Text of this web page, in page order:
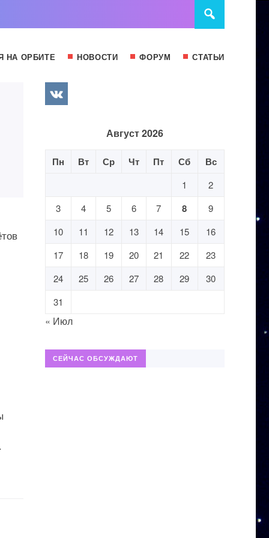
НА ОРБИТЕ НОВОСТИ ФОРУМ СТАТЬИ
Август 2026
Пн Вт Ср Чт Пт Сб Вс
1
2
3
4 5 6 7 8
9
10
11 12 13 14 15
16
17
18 19 20 21 22
23
24
25 26 27 28 29
30
31
« Июл
СЕЙЧАС ОБСУЖДАЮТ